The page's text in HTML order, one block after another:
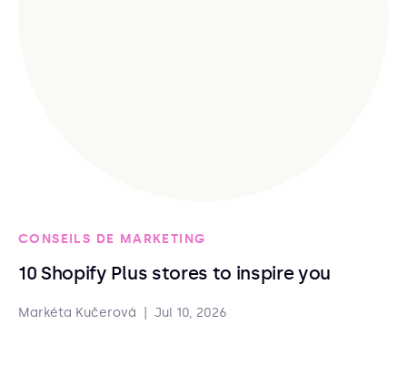
CONSEILS DE MARKETING
10 Shopify Plus stores to inspire you
Markéta Kučerová Jul 10, 2026